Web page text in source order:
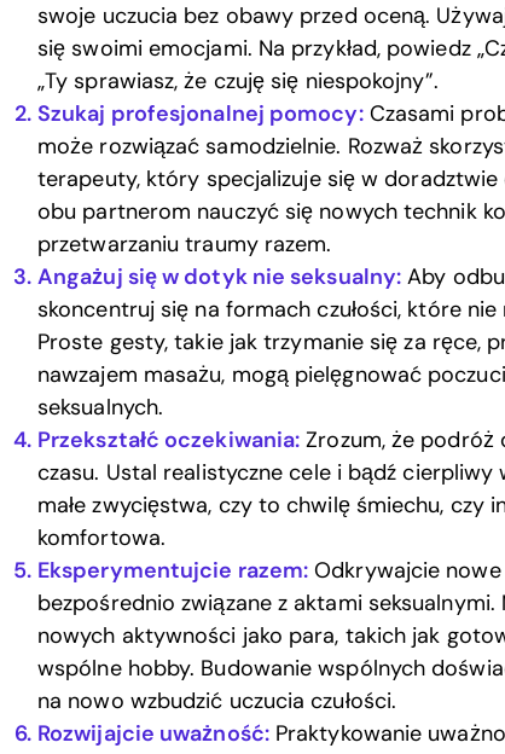
swoje uczucia bez obawy przed oceną.
się swoimi emocjami. Na przykład, powiedz
„Ty sprawiasz, że czuję się niespokojny”.
Szukaj profesjonalnej pomocy:Czasami
może rozwiązać samodzielnie. Rozważ
terapeuty, który specjalizuje się w
obu partnerom nauczyć się nowych technik
przetwarzaniu traumy razem.
Angażuj się w dotyk nie seksualny: Aby
skoncentruj się na formach czułości, które
Proste gesty, takie jak trzymanie się za ręce,
nawzajem masażu, mogą pielęgnować
seksualnych.
Przekształć oczekiwania: Zrozum, że
czasu. Ustal realistyczne cele i bądź cierpliwy
małe zwycięstwa, czy to chwilę śmiechu, czy
komfortowa.
Eksperymentujcie razem: Odkrywajcie
bezpośrednio związane z aktami
nowych aktywności jako para, takich jak
wspólne hobby. Budowanie wspólnych
na nowo wzbudzić uczucia czułości.
Rozwijajcie uważność:Praktykowanie